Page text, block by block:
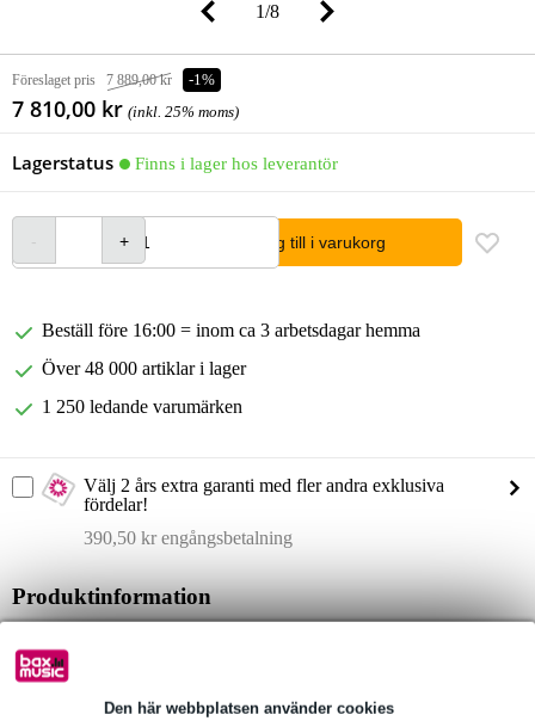
Den här webbplatsen använder cookies
1/8
Föreslaget pris 7 889,00 kr -1%
7 810,00 kr (inkl. 25% moms)
Lagerstatus Finns i lager hos leverantör
lägg till i varukorg
Beställ före 16:00 = inom ca 3 arbetsdagar hemma
Över 48 000 artiklar i lager
1 250 ledande varumärken
Välj 2 års extra garanti med fler andra exklusiva
fördelar!
390,50 kr engångsbetalning
Produktinformation
trådlösa frekvenser: 655 - 679 MHz
frekvensomfång (±0,5 dB, rel. Avg): 60 - 16.000 Hz